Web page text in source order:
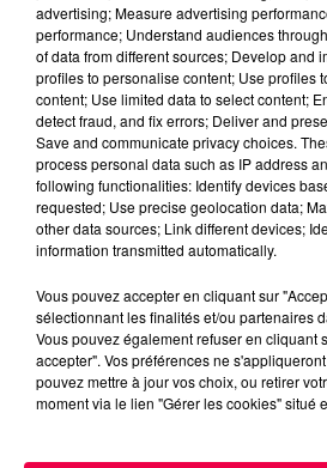
découvrir les circonstances de
mission ? Identifier l’arme du
coupable. Sur place, vous
dépistage proposé par France
ayant trouvé la bonne
un tirage au sort et pourront
surprise. À vos marques, prêts...
L'événement, grand public et
essentiel du dépistage et de la
de maladies rénales.
Pour résoudre l’énigme «Qui a
Rein ?», desindicesseront à
Pôle Médical Pasteur Kléber
advertising; Measure advertising
performance; Understand audiences
of data from different sources; Develop and
profiles to personalise content; Use profiles
content; Use limited data to select content;
detect fraud, and fix errors; Deliver and
Save and communicate privacy choices.
process personal data such as IP address
following functionalities: Identify devices
requested; Use precise geolocation data;
other data sources; Link different devices;
information transmitted automatically.
Vous pouvez accepter en cliquant sur
sélectionnant les finalités et/ou partenaires
Vous pouvez également refuser en cliquant
accepter". Vos préférences ne
pouvez mettre à jour vos choix, ou retirer
moment via le lien "Gérer les cookies" situé